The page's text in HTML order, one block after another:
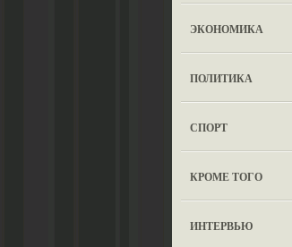
ЭКОНОМИКА
ПОЛИТИКА
СПОРТ
КРОМЕ ТОГО
ИНТЕРВЬЮ